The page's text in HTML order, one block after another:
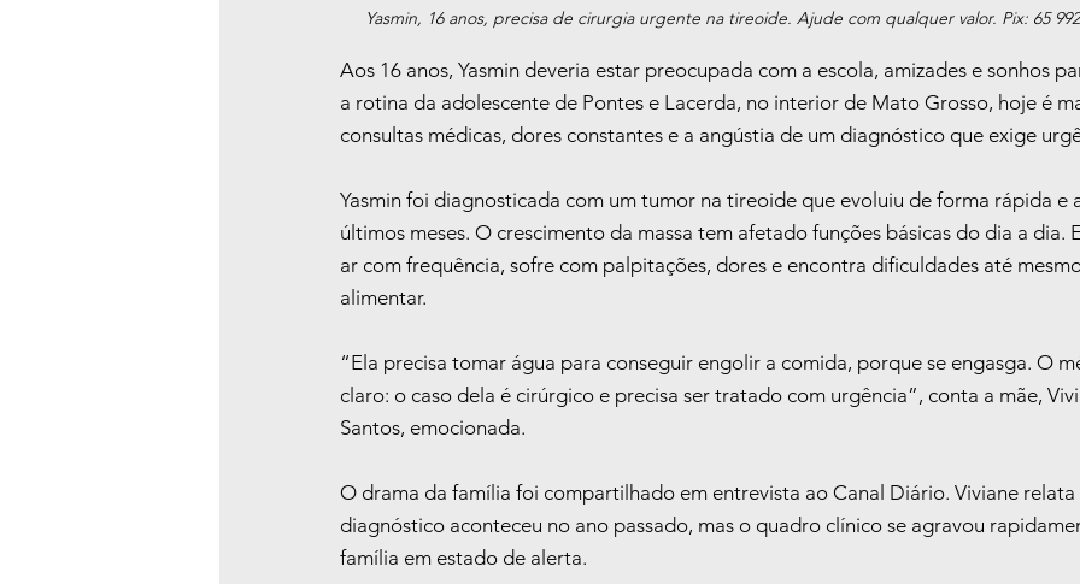
Yasmin, 16 anos, precisa de cirurgia urgente na tireoide. Ajude com qualquer valor. Pix: 65
Aos 16 anos, Yasmin deveria estar preocupada com a escola, amizades e sonhos
a rotina da adolescente de Pontes e Lacerda, no interior de Mato Grosso, hoje é
consultas médicas, dores constantes e a angústia de um diagnóstico que exige
Yasmin foi diagnosticada com um tumor na tireoide que evoluiu de forma rápida e
últimos meses. O crescimento da massa tem afetado funções básicas do dia a dia.
ar com frequência, sofre com palpitações, dores e encontra dificuldades até
alimentar.
“Ela precisa tomar água para conseguir engolir a comida, porque se engasga. O
claro: o caso dela é cirúrgico e precisa ser tratado com urgência”, conta a mãe,
Santos, emocionada.
O drama da família foi compartilhado em entrevista ao Canal Diário. Viviane relata
diagnóstico aconteceu no ano passado, mas o quadro clínico se agravou
família em estado de alerta.